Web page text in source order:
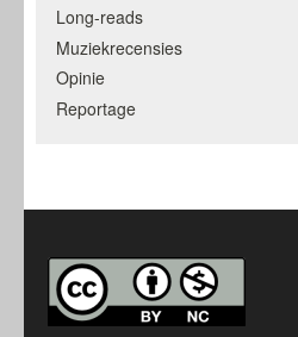
Long-reads
Muziekrecensies
Opinie
Reportage